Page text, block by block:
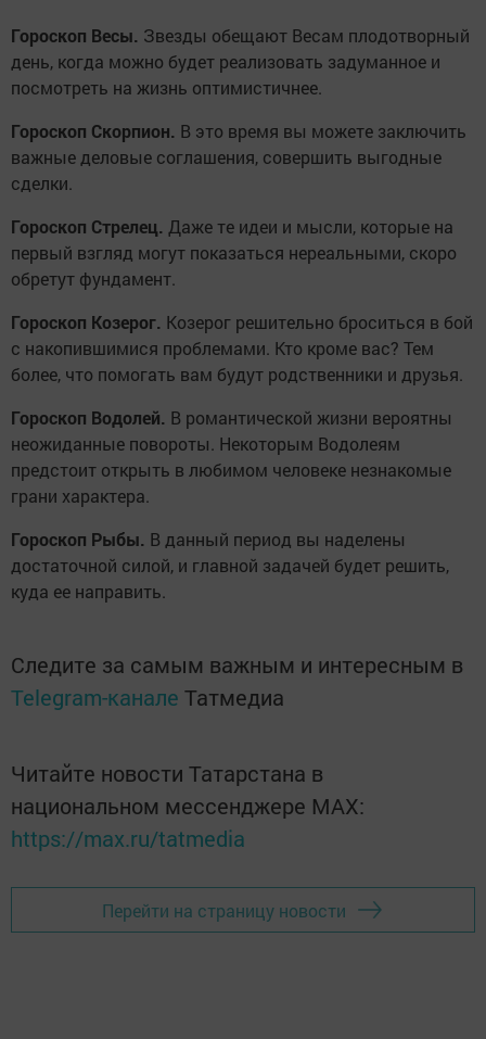
Гороскоп Весы. Звезды обещают Весам плодотворный
день, когда можно будет реализовать задуманное и
посмотреть на жизнь оптимистичнее.
Гороскоп Скорпион. В это время вы можете заключить
важные деловые соглашения, совершить выгодные
сделки.
Гороскоп Стрелец. Даже те идеи и мысли, которые на
первый взгляд могут показаться нереальными, скоро
обретут фундамент.
Гороскоп Козерог. Козерог решительно броситься в бой
с накопившимися проблемами. Кто кроме вас? Тем
более, что помогать вам будут родственники и друзья.
Гороскоп Водолей. В романтической жизни вероятны
неожиданные повороты. Некоторым Водолеям
предстоит открыть в любимом человеке незнакомые
грани характера.
Гороскоп Рыбы. В данный период вы наделены
достаточной силой, и главной задачей будет решить,
куда ее направить.
Следите за самым важным и интересным в
Telegram-канале Татмедиа
Читайте новости Татарстана в
национальном мессенджере MАХ:
https://max.ru/tatmedia
Перейти на страницу новости